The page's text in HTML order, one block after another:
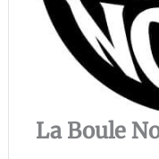
La Boule